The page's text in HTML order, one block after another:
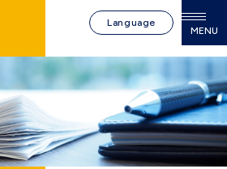
Language
MENU